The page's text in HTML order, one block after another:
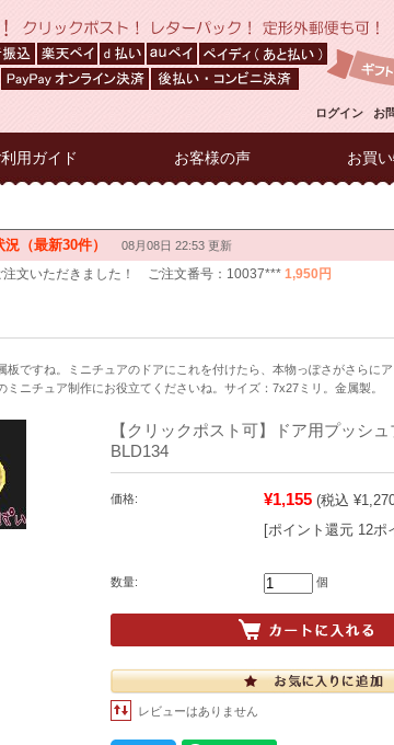
ログイン お
用ガイド お客様の声 お買
ですね。ミニチュアのドアにこれを付けたら、本物っぽさがさらに
ニチュア制作にお役立てくださいね。サイズ：7x27ミリ。金属製。
【クリックポスト可】ドア用プッシ
BLD134
価格: ¥1,155 (税込
[ポイント還元 12ポ
数量: 個
レビューはありません